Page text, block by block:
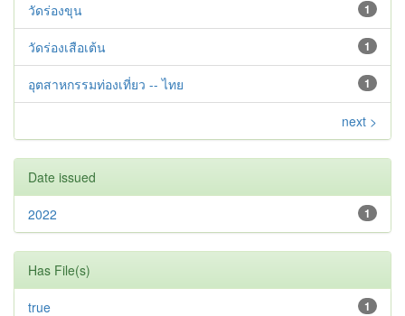
1
วัดร่องขุน
1
วัดร่องเสือเต้น
1
อุตสาหกรรมท่องเที่ยว -- ไทย
next >
Date issued
1
2022
Has File(s)
1
true